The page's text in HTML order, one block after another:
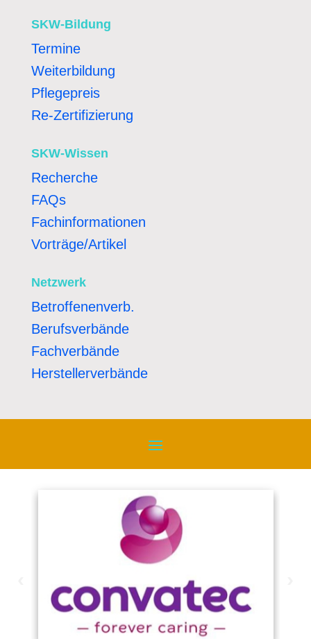
SKW-Bildung
Termine
Weiterbildung
Pflegepreis
Re-Zertifizierung
SKW-Wissen
Recherche
FAQs
Fachinformationen
Vorträge/Artikel
Netzwerk
Betroffenenverb.
Berufsverbände
Fachverbände
Herstellerverbände